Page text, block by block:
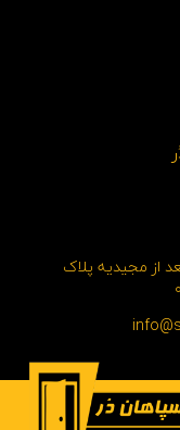
از مجیدیه پلاک
سایت:اسپیناس وب